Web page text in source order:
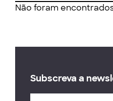
Não foram
Subscreva a